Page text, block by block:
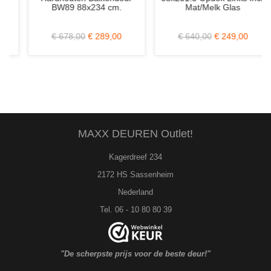
BW89 88x234 cm.
€ 678,00 € 289,00
Mat/Melk Glas
€ 640,00 € 249,00
MAXX DEUREN Outlet!
Kagerdreef 234
2172 HS Sassenheim
Nederland
Tel. 06 - 10 80 80 39
"De scherpste prijs voor de beste deur!"